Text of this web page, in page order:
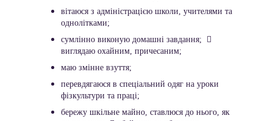
вітаюся з адміністрацією школи, учителями та
однолітками;
сумлінно виконую домашні завдання;  
виглядаю охайним, причесаним;
маю змінне взуття;
перевдягаюся в спеціальний одяг на уроки
фізкультури та праці;
бережу шкільне майно, ставлюся до нього, як